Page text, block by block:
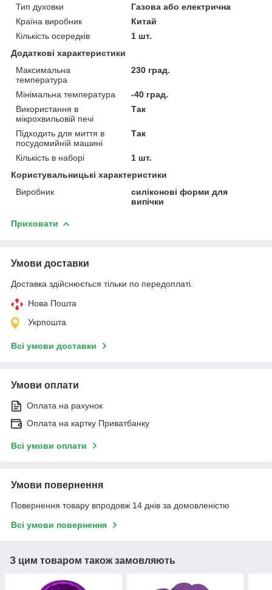
Тип духовки
Газова або електрична
Країна виробник
Китай
Кількість осередків
1 шт.
Додаткові характеристики
Максимальна
температура
230 град.
Мінімальна температура
-40 град.
Використання в
мікрохвильовій печі
Так
Підходить для миття в
посудомийній машині
Так
Кількість в наборі
1 шт.
Користувальницькі характеристики
Виробник
силіконові форми для
випічки
Приховати
Умови доставки
Доставка здійснюється тільки по передоплаті.
Нова Пошта
Укрпошта
Всі умови доставки
Умови оплати
Оплата на рахунок
Оплата на картку Приватбанку
Всі умови оплати
Умови повернення
Повернення товару впродовж 14 днів за домовленістю
Всі умови повернення
З цим товаром також замовляють